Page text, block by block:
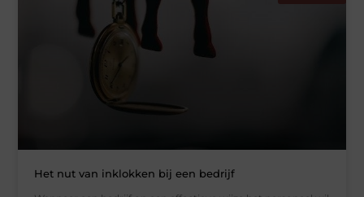
Het nut van inklokken bij een bedrijf